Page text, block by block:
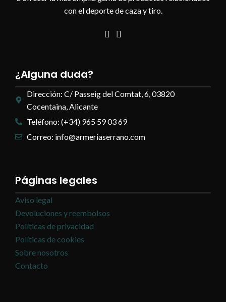
con el deporte de caza y tiro.
¿Alguna duda?
Dirección: C/ Passeig del Comtat, 6, 03820
Cocentaina, Alicante
Teléfono: (+34) 965 59 03 69
Correo: info@armeriaserrano.com
Páginas legales
Aviso legal
Devoluciones y reembolsos
Políticas de privacidad
Políticas de cookies
Sobre nosotros
Contacto